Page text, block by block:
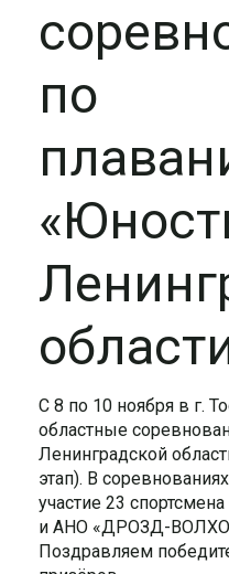
по
С 8 по 10 ноября в г.
областные
Ленинградской
этап). В
участие 23
и АНО «ДРОЗД-
Поздравляем